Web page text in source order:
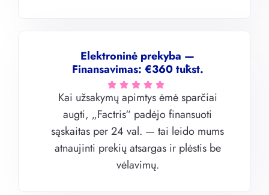
Elektroninė prekyba —
Finansavimas: €360 tūkst.
Kai užsakymų apimtys ėmė sparčiai
augti, „Factris“ padėjo finansuoti
sąskaitas per 24 val. — tai leido mums
atnaujinti prekių atsargas ir plėstis be
vėlavimų.